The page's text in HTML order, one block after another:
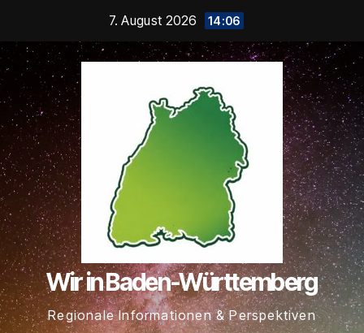
springen
7. August 2026 14:06
Wir in Baden-Württemberg
Regionale Informationen & Perspektiven